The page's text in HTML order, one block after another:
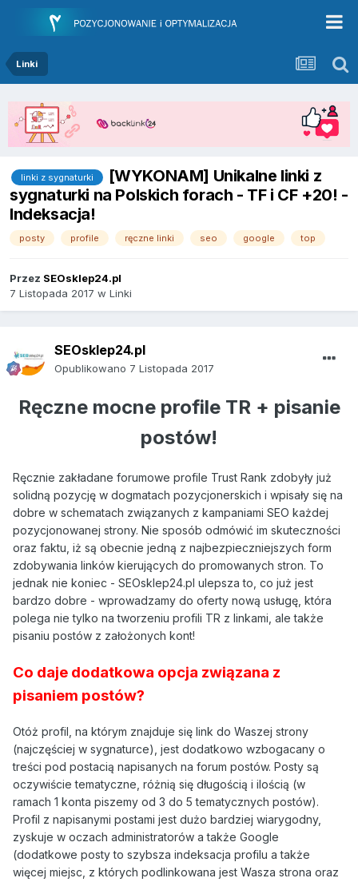
Linki
linki z sygnaturki
[WYKONAM] Unikalne linki z
sygnaturki na Polskich forach - TF i CF +20! -
Indeksacja!
posty profile ręczne linki seo google top
Przez SEOsklep24.pl
7 Listopada 2017 w Linki
SEOsklep24.pl
Opublikowano 7 Listopada 2017
Ręczne mocne profile TR + pisanie
postów!
Ręcznie zakładane forumowe profile Trust Rank zdobyły już
solidną pozycję w dogmatach pozycjonerskich i wpisały się na
dobre w schematach związanych z kampaniami SEO każdej
pozycjonowanej strony. Nie sposób odmówić im skuteczności
oraz faktu, iż są obecnie jedną z najbezpieczniejszych form
zdobywania linków kierujących do promowanych stron. To
jednak nie koniec - SEOsklep24.pl ulepsza to, co już jest
bardzo dobre - wprowadzamy do oferty nową usługę, która
polega nie tylko na tworzeniu profili TR z linkami, ale także
pisaniu postów z założonych kont!
Co daje dodatkowa opcja związana z
pisaniem postów?
Otóż profil, na którym znajduje się link do Waszej strony
(najczęściej w sygnaturce), jest dodatkowo wzbogacany o
treści pod postacią napisanych na forum postów. Posty są
oczywiście tematyczne, różnią się długością i ilością (w
ramach 1 konta piszemy od 3 do 5 tematycznych postów).
Profil z napisanymi postami jest dużo bardziej wiarygodny,
zyskuje w oczach administratorów a także Google
(dodatkowe posty to szybsza indeksacja profilu a także
więcej miejsc, z których podlinkowana jest Wasza strona oraz